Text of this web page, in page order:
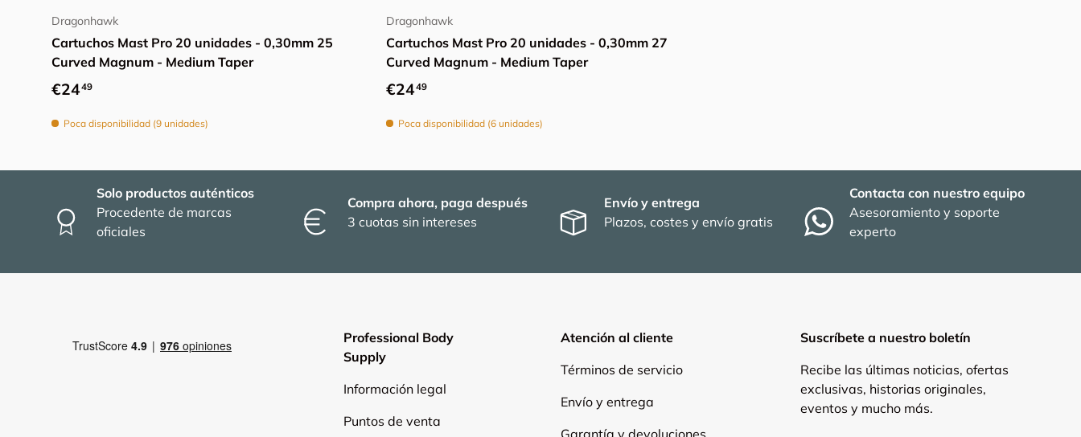
Dragonhawk
Cartuchos Mast Pro 20 unidades - 0,30mm 25
Curved Magnum - Medium Taper
Precio normal
€2449
Poca disponibilidad (9 unidades)
Dragonhawk
Cartuchos Mast Pro 20 unidades - 0,30mm 27
Curved Magnum - Medium Taper
Precio normal
€2449
Poca disponibilidad (6 unidades)
Solo productos auténticos
Procedente de marcas
oficiales
Compra ahora, paga después
3 cuotas sin intereses
Envío y entrega
Plazos, costes y envío gratis
Contacta con nuestro equipo
Asesoramiento y soporte
experto
Professional Body
Supply
Información legal
Puntos de venta
Atención al cliente
Términos de servicio
Envío y entrega
Suscríbete a nuestro boletín
Recibe las últimas noticias, ofertas
exclusivas, historias originales,
eventos y mucho más.